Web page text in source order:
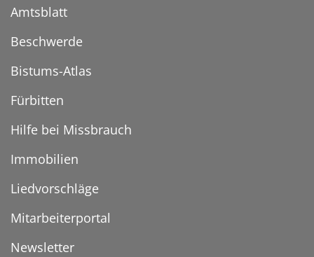
Amtsblatt
Beschwerde
Bistums-Atlas
Fürbitten
Hilfe bei Missbrauch
Immobilien
Liedvorschläge
Mitarbeiterportal
Newsletter